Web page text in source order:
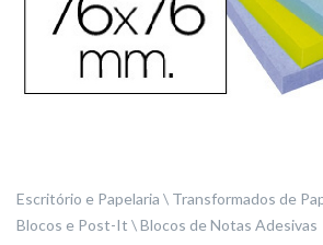
Escritório e Papelaria
Transformados de
Blocos e Post-It
Blocos de Notas Adesivas